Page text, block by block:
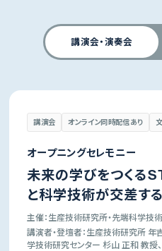
講演会・演奏会
講演会 オンライン同時配信あり
オープニングセレモニー
未来の学びをつくる
と科学技術が交差す
主催：生産技術研究所・先端科学技
講演者・登壇者：生産技術研究所
学技術研究センター 杉山 正和 教授